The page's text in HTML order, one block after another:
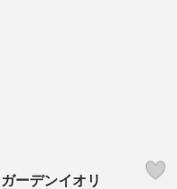
ガーデンイオリ